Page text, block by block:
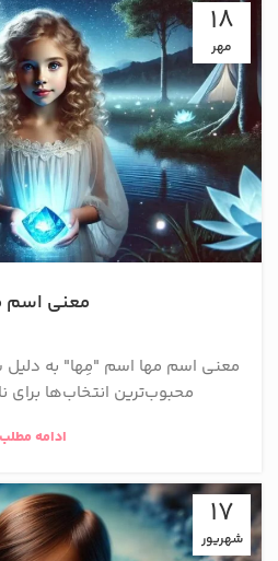
18
مهر
معنی اسم
معنی اسم مها اسم "مِها" به دلیل
محبوب‌ترین انتخاب‌ها برای
ادامه مطلب
17
شهریور